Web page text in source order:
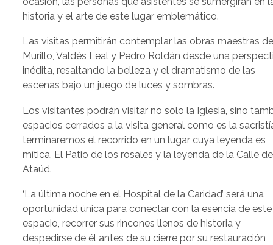
historia y el arte de este lugar emblemático.
Las visitas permitirán contemplar las obras maestras
Murillo, Valdés Leal y Pedro Roldán desde una
inédita, resaltando la belleza y el dramatismo de las
escenas bajo un juego de luces y sombras.
Los visitantes podrán visitar no solo la Iglesia, sino
espacios cerrados a la visita general como es la
terminaremos el recorrido en un lugar cuya leyenda es
mítica, El Patio de los rosales y la leyenda de la Calle
Ataúd.
‘La última noche en el Hospital de la Caridad’ será una
oportunidad única para conectar con la esencia de este
espacio, recorrer sus rincones llenos de historia y
despedirse de él antes de su cierre por su restauración